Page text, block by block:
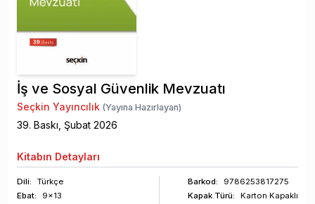
İş ve Sosyal Güvenlik Mevzuatı
Seçkin Yayıncılık (Yayına Hazırlayan)
39. Baskı, Şubat 2026
Kitabın Detayları
Dili:
Türkçe
Ebat:
9x13
Barkod:
9786253817275
Kapak Türü:
Karton Kapaklı